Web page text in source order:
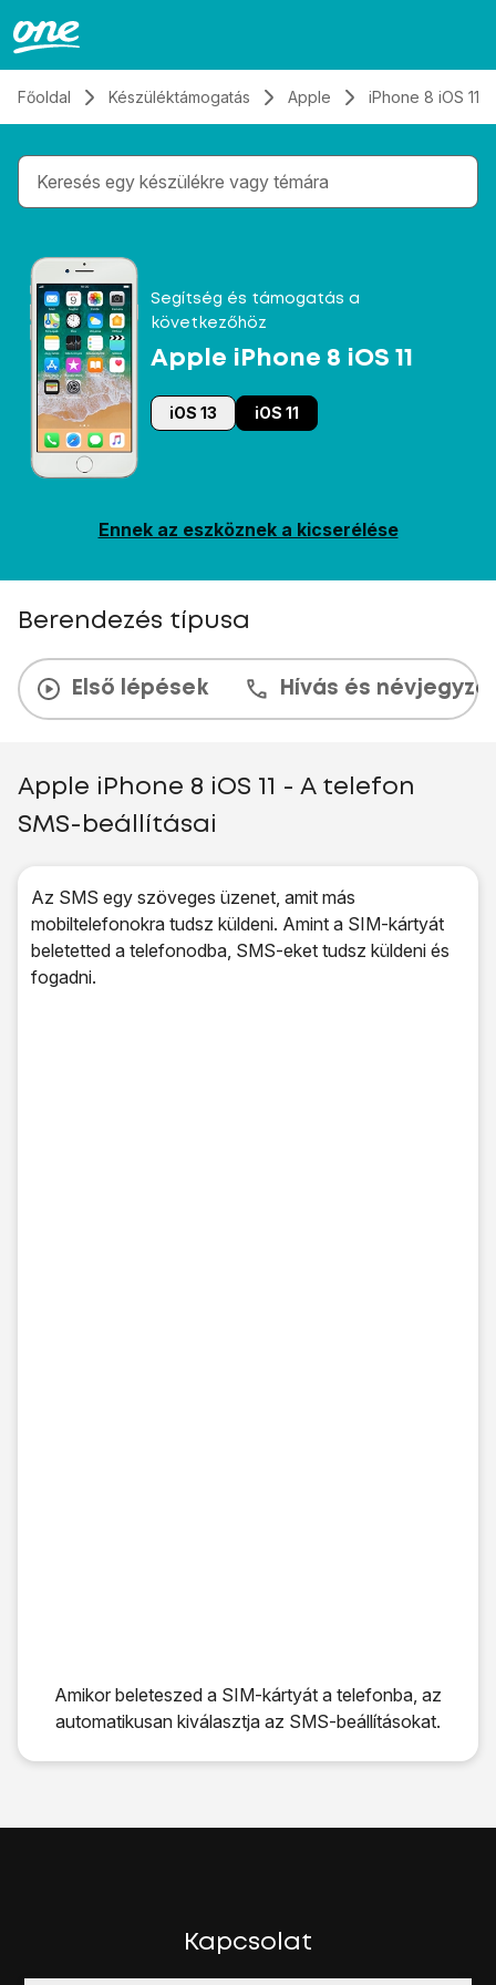
Főoldal Készüléktámogatás Apple iPhone 8 iOS 11
Gépelés közben megjelennek a keresési
Segítség és támogatás a
következőhöz
Apple iPhone 8 iOS 11
iOS 13 iOS 11
Ennek az eszköznek a kicserélése
Berendezés típusa
Első lépések Hívás és
Apple iPhone 8 iOS 11 - A telefon
SMS-beállításai
Az SMS egy szöveges üzenet, amit más
mobiltelefonokra tudsz küldeni. Amint a SIM-kártyát
beletetted a telefonodba, SMS-eket tudsz küldeni és
fogadni.
Amikor beleteszed a SIM-kártyát a telefonba, az
automatikusan kiválasztja az SMS-beállításokat.
Amikor beleteszed a SIM-kártyát a telefonba, az
Kapcsolat